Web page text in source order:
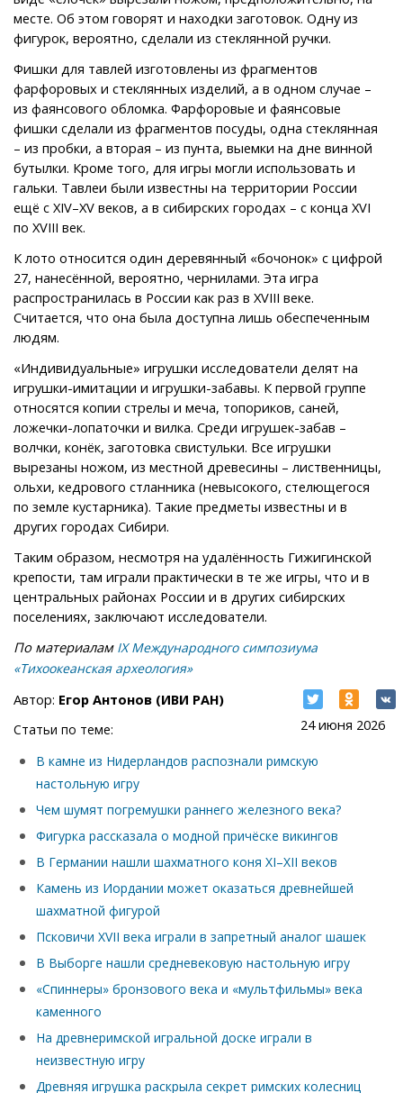
месте. Об этом говорят и находки заготовок. Одну из
фигурок, вероятно, сделали из стеклянной ручки.
Фишки для тавлей изготовлены из фрагментов
фарфоровых и стеклянных изделий, а в одном случае –
из фаянсового обломка. Фарфоровые и фаянсовые
фишки сделали из фрагментов посуды, одна стеклянная
– из пробки, а вторая – из пунта, выемки на дне винной
бутылки. Кроме того, для игры могли использовать и
гальки. Тавлеи были известны на территории России
ещё с XIV–XV веков, а в сибирских городах – с конца XVI
по XVIII век.
К лото относится один деревянный «бочонок» с цифрой
27, нанесённой, вероятно, чернилами. Эта игра
распространилась в России как раз в XVIII веке.
Считается, что она была доступна лишь обеспеченным
людям.
«Индивидуальные» игрушки исследователи делят на
игрушки-имитации и игрушки-забавы. К первой группе
относятся копии стрелы и меча, топориков, саней,
ложечки-лопаточки и вилка. Среди игрушек-забав –
волчки, конёк, заготовка свистульки. Все игрушки
вырезаны ножом, из местной древесины – лиственницы,
ольхи, кедрового стланника (невысокого, стелющегося
по земле кустарника). Такие предметы известны и в
других городах Сибири.
Таким образом, несмотря на удалённость Гижигинской
крепости, там играли практически в те же игры, что и в
центральных районах России и в других сибирских
поселениях, заключают исследователи.
По материалам IX Международного симпозиума
«Тихоокеанская археология»
24 июня 2026
Автор: Егор Антонов (ИВИ РАН)
Статьи по теме:
В камне из Нидерландов распознали римскую
настольную игру
Чем шумят погремушки раннего железного века?
Фигурка рассказала о модной причёске викингов
В Германии нашли шахматного коня XI–XII веков
Камень из Иордании может оказаться древнейшей
шахматной фигурой
Псковичи XVII века играли в запретный аналог шашек
В Выборге нашли средневековую настольную игру
«Спиннеры» бронзового века и «мультфильмы» века
каменного
На древнеримской игральной доске играли в
неизвестную игру
Древняя игрушка раскрыла секрет римских колесниц